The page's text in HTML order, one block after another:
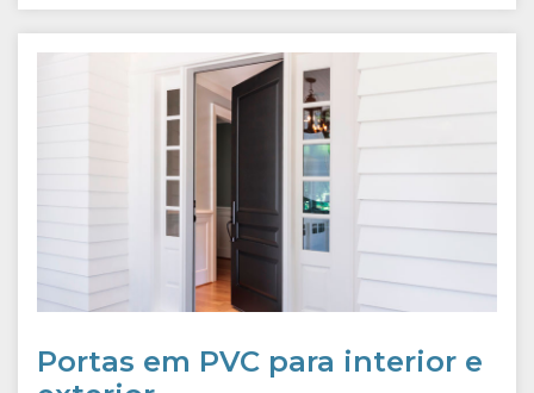
Portas em PVC para interior e